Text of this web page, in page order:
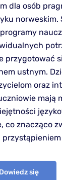
dla osób
norweskim.
przygotować
ustnym.
oraz
mają
co znacząco
Dowiedz się